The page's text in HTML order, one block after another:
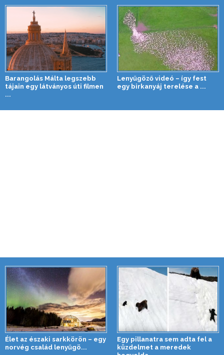
Barangolás Málta legszebb
tájain egy látványos úti filmen
...
Lenyűgöző videó – így fest
egy birkanyáj terelése a ...
Élet az északi sarkkörön – egy
norvég család lenyűgö...
Egy pillanatra sem adta fel a
küzdelmet a meredek